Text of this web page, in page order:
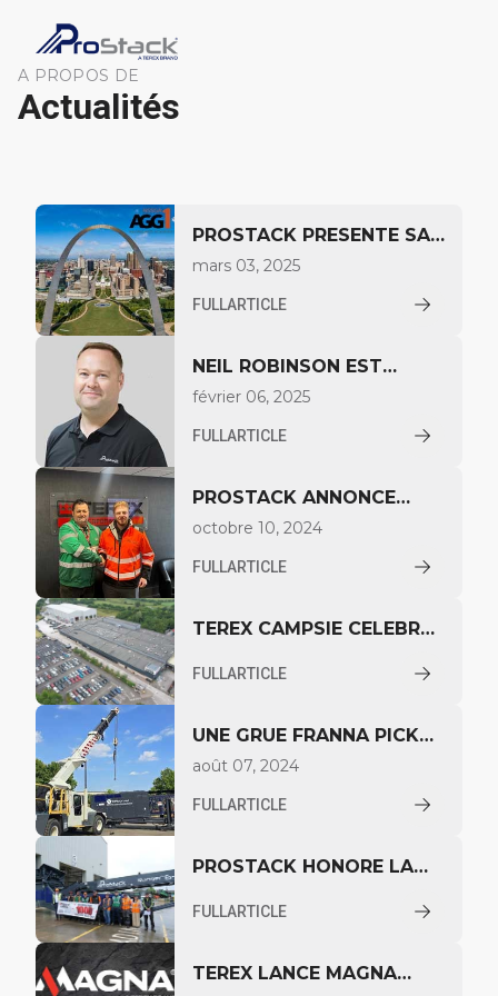
A PROPOS DE
Actualités
PROSTACK PRESENTE SA
GAMME DE PRODUITS A
AGG1 A ST LOUIS
mars 03, 2025
FULLARTICLE
NEIL ROBINSON EST
NOMMÉ DIRECTEUR DU
TEREX CONVEYING
février 06, 2025
FULLARTICLE
PROSTACK ANNONCE
ENVIMAT COMME
DISTRIBUTION OFFICIEL
octobre 10, 2024
FULLARTICLE
TEREX CAMPSIE CELEBRE
D'EQUIPEMENT PROSTACK
FULLARTICLE
UNE GRUE FRANNA PICK
AND CARRY ASSEMBLE UN
TÉLESCOPIQUE DE 140
CONNECTICUT AUX
août 07, 2024
FULLARTICLE
PROSTACK HONORE LA
TEREX CAMPSIE
FULLARTICLE
TEREX LANCE MAGNA